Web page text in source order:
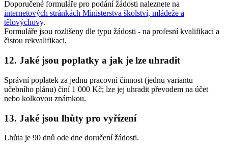
Doporučené formuláře pro podání žádosti naleznete na
internetových stránkách Ministerstva školství, mládeže a
tělovýchovy.
Formuláře jsou rozlišeny dle typu žádosti - na profesní kvalifikaci a
čistou rekvalifikaci.
12. Jaké jsou poplatky a jak je lze uhradit
Správní poplatek za jednu pracovní činnost (jednu variantu
učebního plánu) činí 1 000 Kč; lze jej uhradit převodem na účet
nebo kolkovou známkou.
13. Jaké jsou lhůty pro vyřízení
Lhůta je 90 dnů ode dne doručení žádosti.